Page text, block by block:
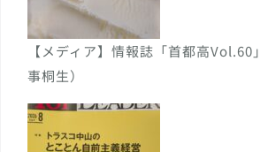
【メディア】情報誌「首都高Vol.60
事桐生）